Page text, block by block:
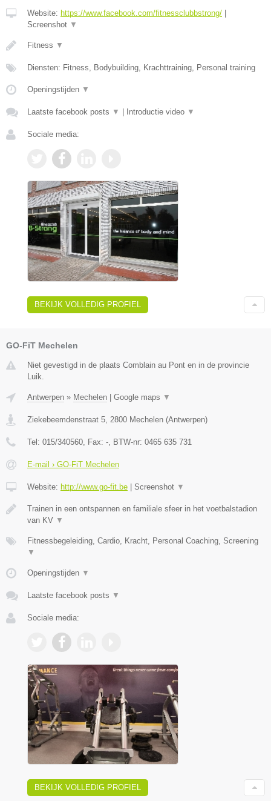
Website: https://www.facebook.com/fitnessclubbstrong/
Screenshot ▼
Fitness ▼
Diensten: Fitness, Bodybuilding, Krachttraining, Personal training
Openingstijden ▼
Laatste facebook posts ▼ Introductie video ▼
Sociale media:
BEKIJK VOLLEDIG PROFIEL
GO-FiT Mechelen
Niet gevestigd in de plaats Comblain au Pont en in de provincie
Luik.
Antwerpen » Mechelen | Google maps ▼
Ziekebeemdenstraat 5 2800 Mechelen (Antwerpen)
Tel: 015/340560 , Fax: - , BTW-nr: 0465 635 731
E-mail › GO-FiT Mechelen
Website: http://www.go-fit.be | Screenshot ▼
Trainen in een ontspannen en familiale sfeer in het voetbalstadion
van KV ▼
Fitnessbegeleiding, Cardio, Kracht, Personal Coaching, Screening
▼
Openingstijden ▼
Laatste facebook posts ▼
Sociale media:
BEKIJK VOLLEDIG PROFIEL